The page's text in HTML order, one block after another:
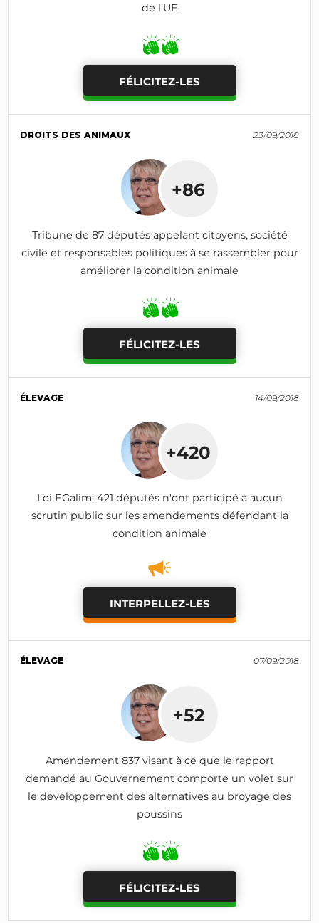
de l'UE
FÉLICITEZ-LES
DROITS DES ANIMAUX 23/09/2018
+86
Tribune de 87 députés appelant citoyens, société
civile et responsables politiques à se rassembler pour
améliorer la condition animale
FÉLICITEZ-LES
ÉLEVAGE 14/09/2018
+420
Loi EGalim: 421 députés n'ont participé à aucun
scrutin public sur les amendements défendant la
condition animale
INTERPELLEZ-LES
ÉLEVAGE 07/09/2018
+52
Amendement 837 visant à ce que le rapport
demandé au Gouvernement comporte un volet sur
le développement des alternatives au broyage des
poussins
FÉLICITEZ-LES